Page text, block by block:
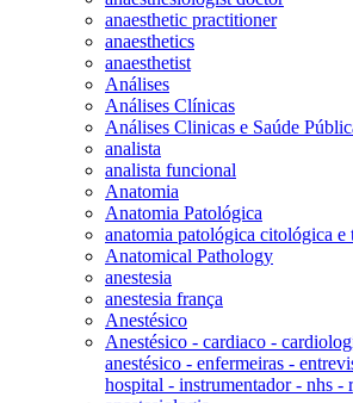
anaesthetic practitioner
anaesthetics
anaesthetist
Análises
Análises Clínicas
Análises Clinicas e Saúde
analista
analista funcional
Anatomia
Anatomia Patológica
anatomia patológica citológica e
Anatomical Pathology
anestesia
anestesia frança
Anestésico
Anestésico - cardiaco -
anestésico - enfermeiras -
hospital - instrumentador - nhs -